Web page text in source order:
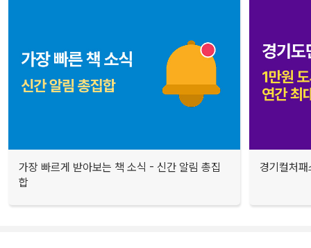
가장 빠르게 받아보는 책 소식 - 신간 알림 총집
합
경기컬처